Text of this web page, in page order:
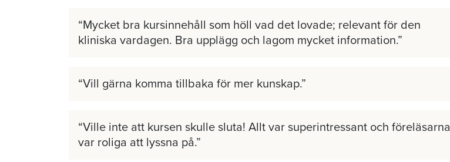
Mycket bra kursinnehåll som höll vad det lovade; relevant för den
kliniska vardagen. Bra upplägg och lagom mycket information.
Vill gärna komma tillbaka för mer kunskap.
Ville inte att kursen skulle sluta! Allt var superintressant och föreläsarna
var roliga att lyssna på.